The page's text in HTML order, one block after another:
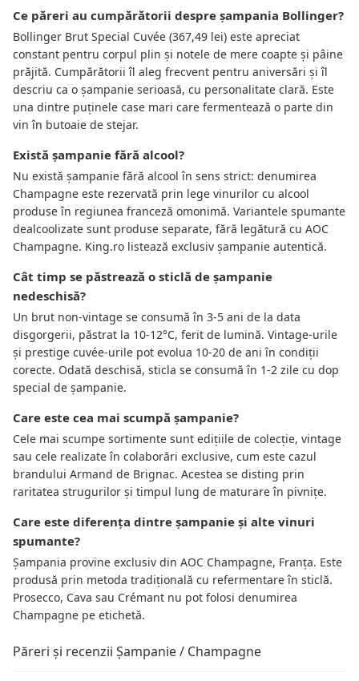
Ce păreri au cumpărătorii despre șampania Bollinger?
Bollinger Brut Special Cuvée (367,49 lei) este apreciat
constant pentru corpul plin și notele de mere coapte și pâine
prăjită. Cumpărătorii îl aleg frecvent pentru aniversări și îl
descriu ca o șampanie serioasă, cu personalitate clară. Este
una dintre puținele case mari care fermentează o parte din
vin în butoaie de stejar.
Există șampanie fără alcool?
Nu există șampanie fără alcool în sens strict: denumirea
Champagne este rezervată prin lege vinurilor cu alcool
produse în regiunea franceză omonimă. Variantele spumante
dealcoolizate sunt produse separate, fără legătură cu AOC
Champagne. King.ro listează exclusiv șampanie autentică.
Cât timp se păstrează o sticlă de șampanie
nedeschisă?
Un brut non-vintage se consumă în 3-5 ani de la data
disgorgerii, păstrat la 10-12°C, ferit de lumină. Vintage-urile
și prestige cuvée-urile pot evolua 10-20 de ani în condiții
corecte. Odată deschisă, sticla se consumă în 1-2 zile cu dop
special de șampanie.
Care este cea mai scumpă șampanie?
Cele mai scumpe sortimente sunt edițiile de colecție, vintage
sau cele realizate în colaborări exclusive, cum este cazul
brandului Armand de Brignac. Acestea se disting prin
raritatea strugurilor și timpul lung de maturare în pivnițe.
Care este diferența dintre șampanie și alte vinuri
spumante?
Șampania provine exclusiv din AOC Champagne, Franța. Este
produsă prin metoda tradițională cu refermentare în sticlă.
Prosecco, Cava sau Crémant nu pot folosi denumirea
Champagne pe etichetă.
Păreri și recenzii Șampanie / Champagne